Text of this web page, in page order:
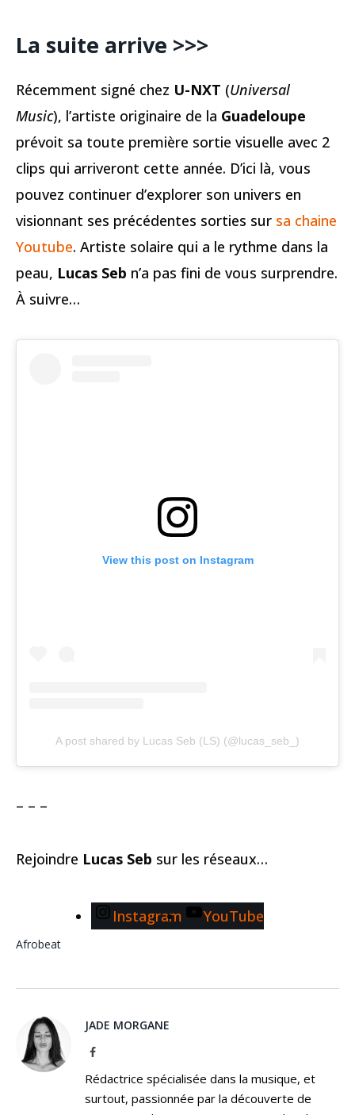
La suite arrive >>>
Récemment signé chez U-NXT (Universal
Music), l’artiste originaire de la Guadeloupe
prévoit sa toute première sortie visuelle avec 2
clips qui arriveront cette année. D’ici là, vous
pouvez continuer d’explorer son univers en
visionnant ses précédentes sorties sur sa chaine
Youtube. Artiste solaire qui a le rythme dans la
peau, Lucas Seb n’a pas fini de vous surprendre.
À suivre…
View this post on Instagram
A post shared by Lucas Seb (LS) (@lucas_seb_)
– – –
Rejoindre Lucas Seb sur les réseaux…
Instagram YouTube
Afrobeat
JADE MORGANE
Facebook
Rédactrice spécialisée dans la musique, et
surtout, passionnée par la découverte de